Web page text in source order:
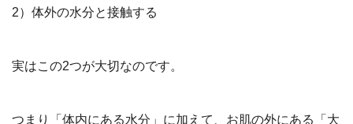
2）体外の水分と接触する
実はこの2つが大切なのです。
つまり「体内にある水分」に加えて、お肌の外にある「大